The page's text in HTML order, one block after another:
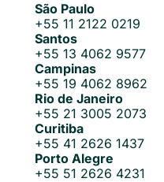
São Paulo
+55 11 2122 0219
Santos
+55 13 4062 9577
Campinas
+55 19 4062 8962
Rio de Janeiro
+55 21 3005 2073
Curitiba
+55 41 2626 1437
Porto Alegre
+55 51 2626 4231